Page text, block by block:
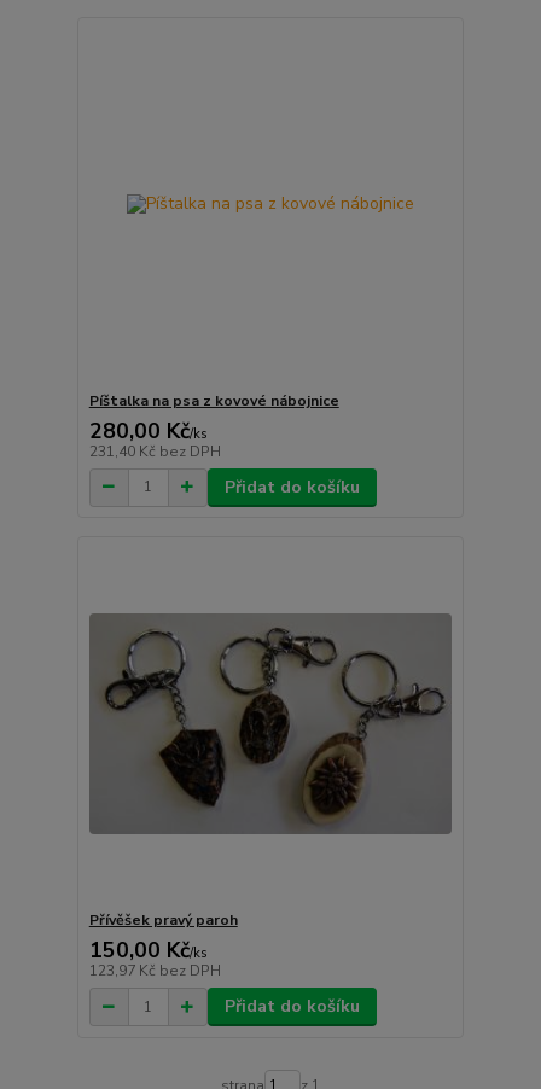
Píštalka na psa z kovové nábojnice
280,00 Kč/ks
231,40 Kč bez DPH
Přidat do košíku
Přívěšek pravý paroh
150,00 Kč/ks
123,97 Kč bez DPH
Přidat do košíku